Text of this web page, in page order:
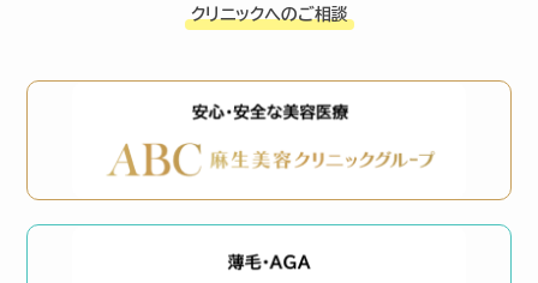
クリニックへのご相談